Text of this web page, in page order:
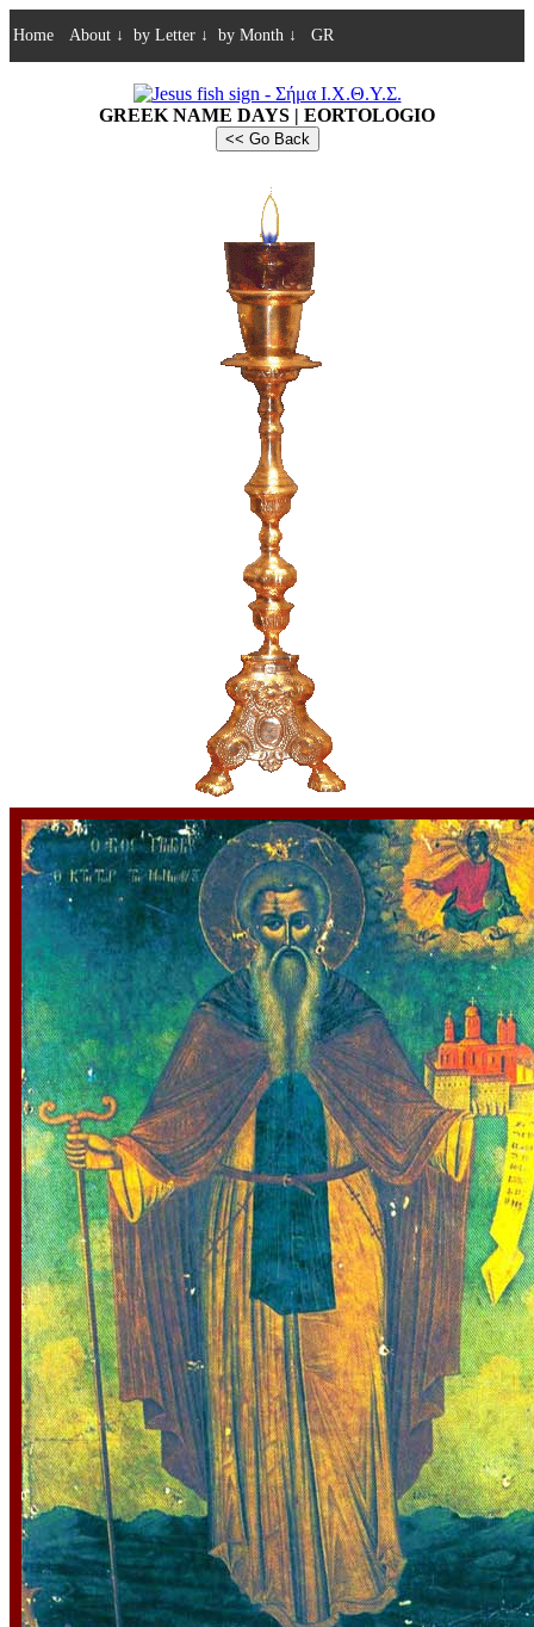
Home About ↓ by Letter ↓ by Month ↓ GR
GREEK NAME DAYS | EORTOLOGIO
<< Go Back